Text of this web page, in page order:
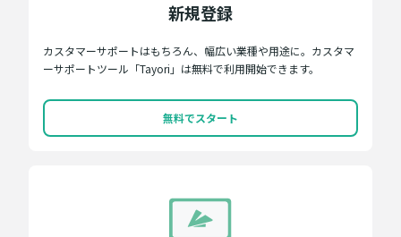
新規登録
カスタマーサポートはもちろん、幅広い業種や用途に。カスタマ
ーサポートツール「Tayori」は無料で利用開始できます。
無料でスタート